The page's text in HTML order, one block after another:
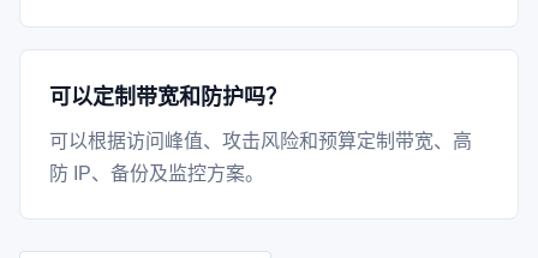
可以定制带宽和防护吗？
可以根据访问峰值、攻击风险和预算定制带宽、高
防 IP、备份及监控方案。